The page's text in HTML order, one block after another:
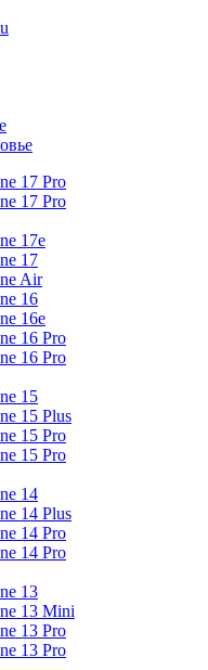
17 Pro
17 Pro
17e
17
Air
16
16e
16 Pro
16 Pro
15
15 Plus
15 Pro
15 Pro
14
14 Plus
14 Pro
14 Pro
13
13 Mini
13 Pro
13 Pro